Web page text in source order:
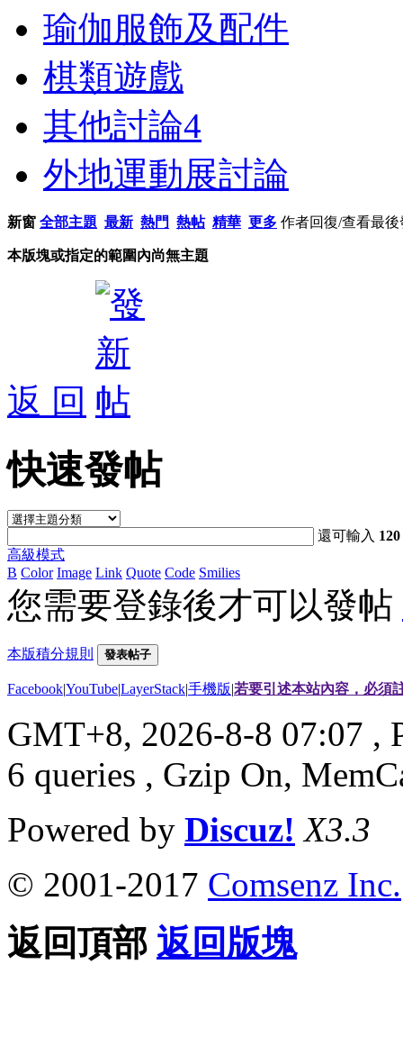
瑜伽服飾及配件
棋類遊戲
其他討論4
外地運動展討論
新窗 全部主題 最新 熱門 熱帖 精華 更多 作者回復/查看最後
本版塊或指定的範圍內尚無主題
返 回
快速發帖
還可輸入 120
高級模式
B Color Image Link Quote Code Smilies
您需要登錄後才可以發帖
本版積分規則 發表帖子
Facebook|YouTube|LayerStack|手機版|若要引述本站內容，必須
GMT+8, 2026-8-8 07:07 ,
6 queries , Gzip On,
Powered by Discuz! X3.3
© 2001-2017 Comsenz Inc.
返回頂部 返回版塊